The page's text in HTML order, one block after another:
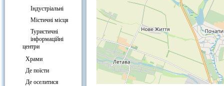
Індустріальні
Містичні місця
Туристичні
інформаційні
центри
Храми
Де поїсти
Де оселитися